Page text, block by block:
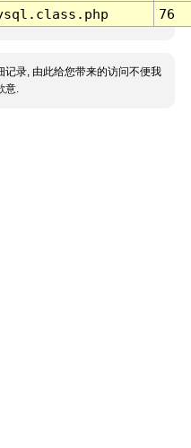
76
记录, 由此给您带来的访问不便我
意.